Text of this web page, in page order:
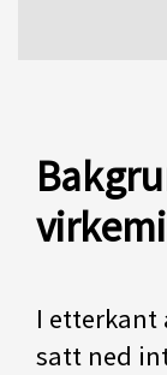
I etterkant
satt ned